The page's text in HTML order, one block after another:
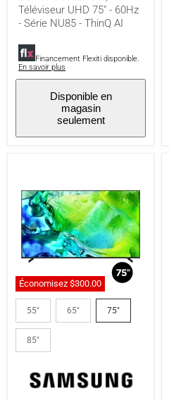
Série
NU85
ThinQ
AI
Téléviseur UHD 75" - 60Hz
- Série NU85 - ThinQ AI
Financement Flexiti disponible.
En savoir plus
Disponible en
magasin
seulement
Économisez $300.00
Samsung
QN75QN82HAFXZC
Téléviseur
75"
Série
Neo
55" 65" 75"
85"